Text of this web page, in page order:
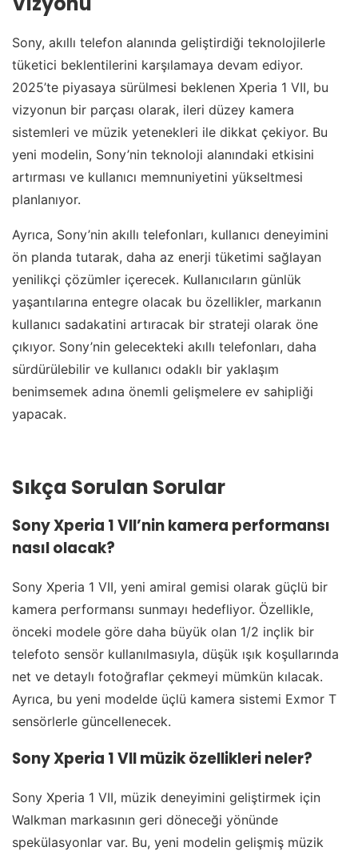
Sony, akıllı telefon alanında geliştirdiği teknolojilerle
tüketici beklentilerini karşılamaya devam ediyor.
2025’te piyasaya sürülmesi beklenen Xperia 1 VII, bu
vizyonun bir parçası olarak, ileri düzey kamera
sistemleri ve müzik yetenekleri ile dikkat çekiyor. Bu
yeni modelin, Sony’nin teknoloji alanındaki etkisini
artırması ve kullanıcı memnuniyetini yükseltmesi
planlanıyor.
Ayrıca, Sony’nin akıllı telefonları, kullanıcı deneyimini
ön planda tutarak, daha az enerji tüketimi sağlayan
yenilikçi çözümler içerecek. Kullanıcıların günlük
yaşantılarına entegre olacak bu özellikler, markanın
kullanıcı sadakatini artıracak bir strateji olarak öne
çıkıyor. Sony’nin gelecekteki akıllı telefonları, daha
sürdürülebilir ve kullanıcı odaklı bir yaklaşım
benimsemek adına önemli gelişmelere ev sahipliği
yapacak.
Sıkça Sorulan Sorular
Sony Xperia 1 VII’nin kamera performansı
nasıl olacak?
Sony Xperia 1 VII, yeni amiral gemisi olarak güçlü bir
kamera performansı sunmayı hedefliyor. Özellikle,
önceki modele göre daha büyük olan 1/2 inçlik bir
telefoto sensör kullanılmasıyla, düşük ışık koşullarında
net ve detaylı fotoğraflar çekmeyi mümkün kılacak.
Ayrıca, bu yeni modelde üçlü kamera sistemi Exmor T
sensörlerle güncellenecek.
Sony Xperia 1 VII müzik özellikleri neler?
Sony Xperia 1 VII, müzik deneyimini geliştirmek için
Walkman markasının geri döneceği yönünde
spekülasyonlar var. Bu, yeni modelin gelişmiş müzik